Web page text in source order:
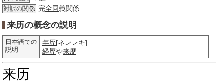
対訳の関係 完全同義関係
来历の概念の説明
日本語での
説明
年歴[ネンレキ]
経歴や来歴
来历